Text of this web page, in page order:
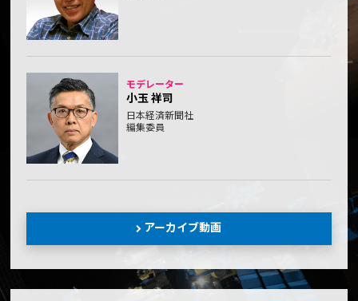
モデレーター
小玉 祥司
日本経済新聞社
編集委員
アーカイブ動画